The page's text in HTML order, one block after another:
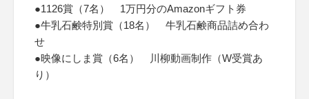
●1126賞（7名） 1万円分のAmazonギフト券
●牛乳石鹸特別賞（18名） 牛乳石鹸商品詰め合わ
せ
●映像にしま賞（6名） 川柳動画制作（W受賞あ
り）